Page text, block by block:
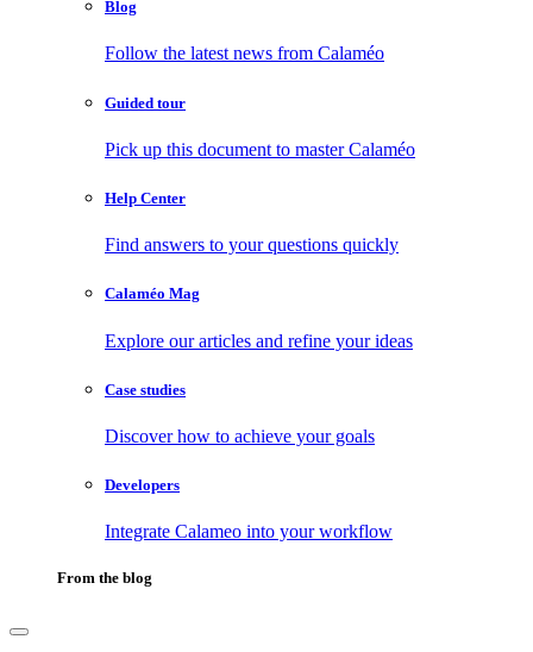
Blog
Follow the latest news from Calaméo
Guided tour
Pick up this document to master Calaméo
Help Center
Find answers to your questions quickly
Calaméo Mag
Explore our articles and refine your ideas
Case studies
Discover how to achieve your goals
Developers
Integrate Calameo into your workflow
From the blog